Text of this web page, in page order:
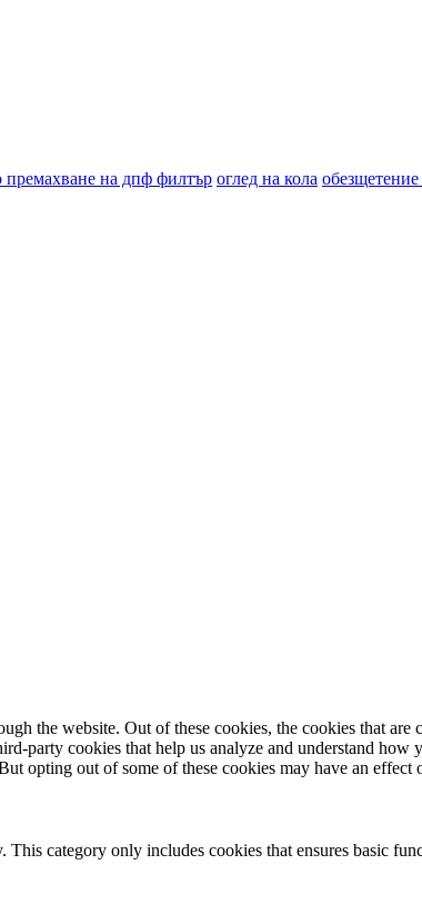
премахване на дпф филтър оглед на кола
the website. Out of these cookies, the cookies that are
party cookies that help us analyze and understand
opting out of some of these cookies may have an effect
category only includes cookies that ensures basic